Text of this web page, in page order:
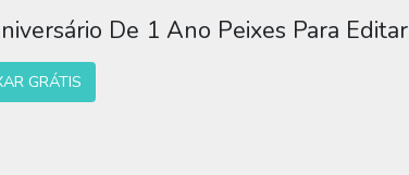
De 1 Ano Peixes Para Editar
GRÁTIS